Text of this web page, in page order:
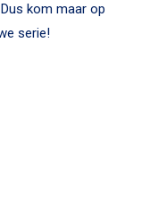
kom maar op
serie!